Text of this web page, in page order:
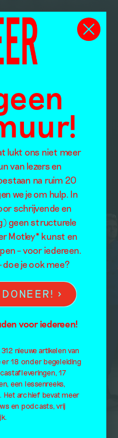
lukt ons niet meer
van lezers en
na ruim 20
we je om hulp. In
schrijvende en
geen structurele
Motley* kunst en
– voor iedereen.
doe je ook mee?
voor iedereen!
nieuwe artikelen van
er 18 onder begeleiding
17
een lessenreeks,
Het archief bevat meer
en podcasts, vrij